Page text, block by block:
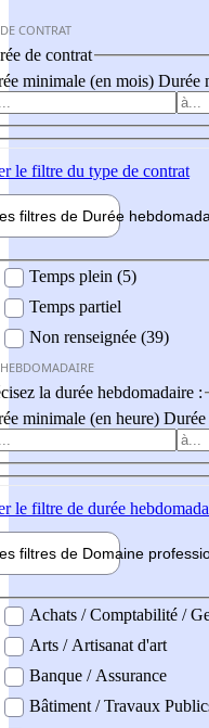
CONTRAT
de contrat
minimale (en mois) Durée
le filtre du type de contrat
filtres de Durée hebdo
Temps plein (5)
Temps partiel
Non renseignée (39)
la durée hebdomadaire :
minimale (en heure) Durée
le filtre de durée
filtres de Domaine pro
professionel
Achats / Comptabilité /
Arts / Artisanat d'art
Banque / Assurance
Bâtiment / Travaux